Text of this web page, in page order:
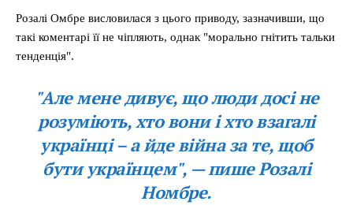
Розалі Омбре висловилася з цього приводу, зазначивши, що
такі коментарі її не чіпляють, однак "морально гнітить тальки
тенденція".
"Але мене дивує, що люди досі не
розуміють, хто вони і хто взагалі
українці – а йде війна за те, щоб
бути українцем", — пише Розалі
Номбре.